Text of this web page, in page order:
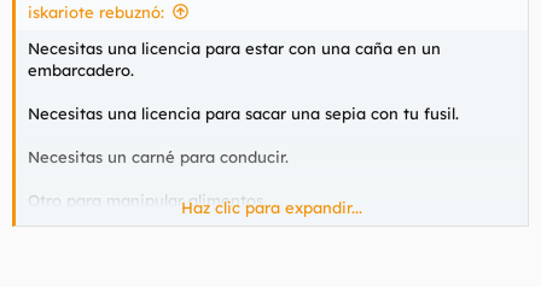
iskariote rebuznó:
Necesitas una licencia para estar con una caña en un
embarcadero.
Necesitas una licencia para sacar una sepia con tu fusil.
Necesitas un carné para conducir.
Otro para manipular alimentos.Haz clic para expandir...